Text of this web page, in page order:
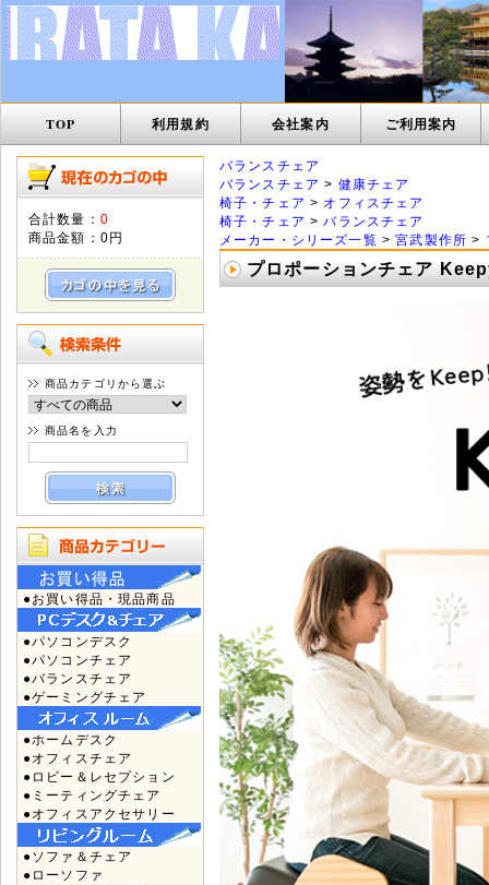
TOP 利用規約 会社案内 ご利用案内
合計数量： 0
商品金額： 0円
商品カテゴリから選ぶ
商品名を入力
●お買い得品・現品商品
●パソコンデスク
●パソコンチェア
●バランスチェア
●ゲーミングチェア
●ホームデスク
●オフィスチェア
●ロビー＆レセプション
●ミーティングチェア
●オフィスアクセサリー
●ソファ＆チェア
●ローソファ
バランスチェア
バランスチェア > 健康チェア
椅子・チェア > オフィスチェア
椅子・チェア >バランスチェア
メーカー・シリーズ一覧 >宮武製作所 >
プロポーションチェア